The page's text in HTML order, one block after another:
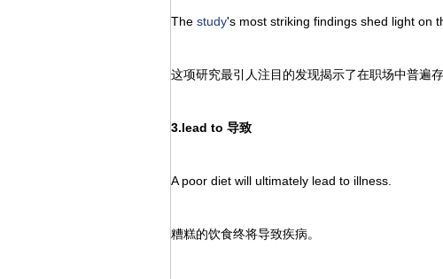
The study's most striking findings shed light on
这项研究最引人注目的发现揭示了在职场中普遍存
3.lead to 导致
A poor diet will ultimately lead to illness.
糟糕的饮食终将导致疾病。